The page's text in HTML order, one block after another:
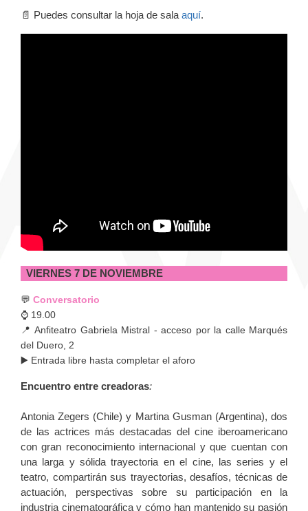
📄 Puedes consultar la hoja de sala aquí.
VIERNES 7 DE NOVIEMBRE
💬 Conversatorio
⌚️ 19.00
📍 Anfiteatro Gabriela Mistral - acceso por la calle Marqués
del Duero, 2
▶️ Entrada libre hasta completar el aforo
Encuentro entre creadoras:
Antonia Zegers (Chile) y Martina Gusman (Argentina), dos
de las actrices más destacadas del cine iberoamericano
con gran reconocimiento internacional y que cuentan con
una larga y sólida trayectoria en el cine, las series y el
teatro, compartirán sus trayectorias, desafíos, técnicas de
actuación, perspectivas sobre su participación en la
industria cinematográfica y cómo han mantenido su pasión